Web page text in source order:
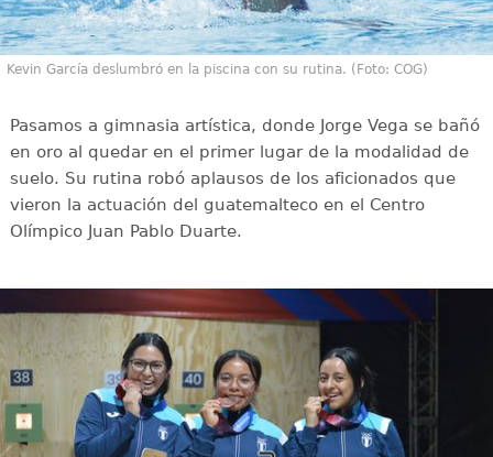
Kevin García deslumbró en la piscina con su rutina. (Foto: COG)
Pasamos a gimnasia artística, donde Jorge Vega se bañó
en oro al quedar en el primer lugar de la modalidad de
suelo. Su rutina robó aplausos de los aficionados que
vieron la actuación del guatemalteco en el Centro
Olímpico Juan Pablo Duarte.